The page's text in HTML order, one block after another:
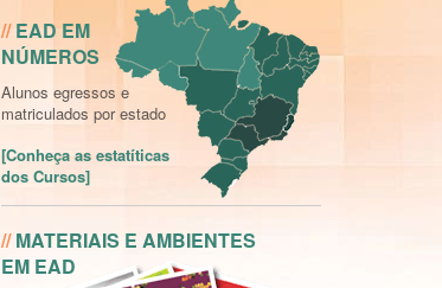
//EAD EM
NÚMEROS
Alunos egressos e
matriculados por estado
[Conheça as estatíticas
dos Cursos]
Cursos
//MATERIAIS E AMBIENTES
EM EAD